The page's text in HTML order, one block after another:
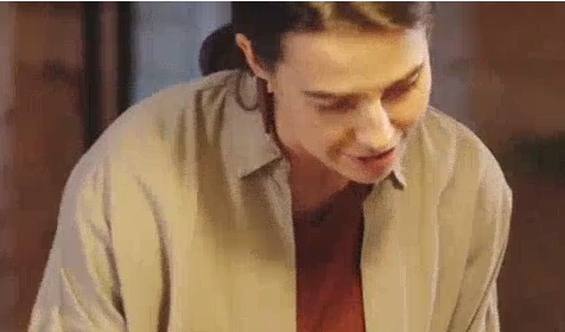
ללמוד אונליין
ללמוד
פרונטלי
תיכון השכלה גבוהה הפרעות קשב וריכוז